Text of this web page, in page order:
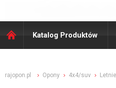
Katalog Produktów
rajopon.pl Opony 4x4/suv Letnie